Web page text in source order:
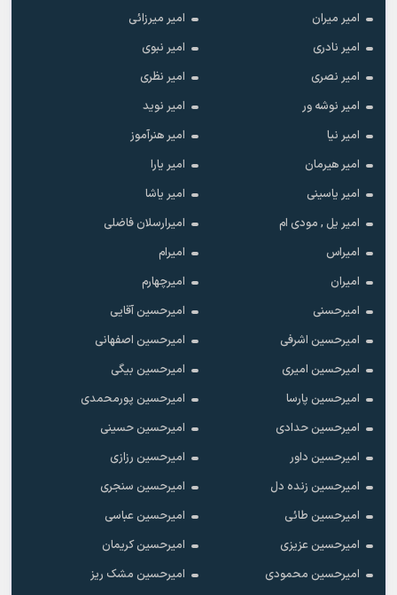
امیر میران
امیر میرزائی
امیر نادری
امیر نبوی
امیر نصری
امیر نظری
امیر نوشه ور
امیر نوید
امیر نیا
امیر هنرآموز
امیر هیرمان
امیر یارا
امیر یاسینی
امیر یاشا
امیر یل , مودی ام
امیرارسلان فاضلی
امیراس
امیرام
امیران
امیرچهارم
امیرحسنی
امیرحسین آقایی
امیرحسین اشرفی
امیرحسین اصفهانی
امیرحسین امیری
امیرحسین بیگی
امیرحسین پارسا
امیرحسین پورمحمدی
امیرحسین حدادی
امیرحسین حسینی
امیرحسین داور
امیرحسین رزازی
امیرحسین زنده دل
امیرحسین سنجری
امیرحسین طائی
امیرحسین عباسی
امیرحسین عزیزی
امیرحسین کریمان
امیرحسین محمودی
امیرحسین مشک ریز